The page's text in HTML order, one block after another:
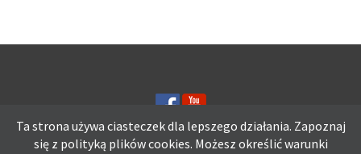
Ta strona używa ciasteczek dla lepszego działania. Zapoznaj
się z polityką plikówcookies. Możesz określić warunki